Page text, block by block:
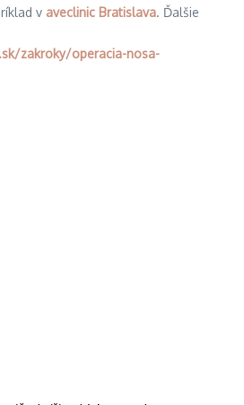
v aveclinic Bratislava. Ďalšie
zakroky/operacia-nosa-